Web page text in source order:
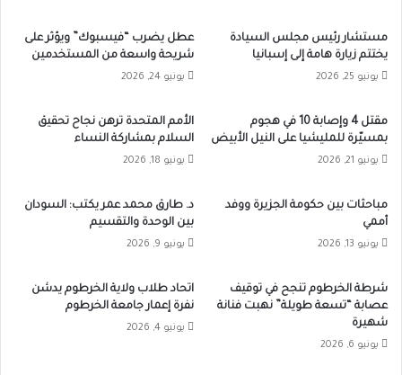
مستشار رئيس مجلس السيادة
يختتم زيارة هامة إلى إسبانيا
يونيو 25, 2026
عطل يضرب “فيسبوك” ويؤثر على
شريحة واسعة من المستخدمين
يونيو 24, 2026
مقتل 4 وإصابة 10 في هجوم
بمسيّرة للمليشيا على النيل الأبيض
يونيو 21, 2026
الأمم المتحدة ترهن نجاح تحقيق
السلام بمشاركة النساء
يونيو 18, 2026
مباحثات بين حكومة الجزيرة ووفد
أممي
يونيو 13, 2026
د. طارق محمد عمر يكتب: السودان
بين الوحدة والتقسيم
يونيو 9, 2026
شرطة الخرطوم تنجح في توقيف
عصابة “تسعة طويلة” نهبت فنانة
شهيرة
يونيو 6, 2026
اتحاد طلاب ولاية الخرطوم يدشن
نفرة إعمار جامعة الخرطوم
يونيو 4, 2026